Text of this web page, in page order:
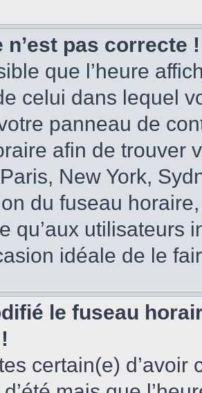
n’est pas correcte !
que l’heure
celui dans lequel
panneau de
afin de trouver
New York,
du fuseau
qu’aux utilisateurs
idéale de le
le fuseau
certain(e)